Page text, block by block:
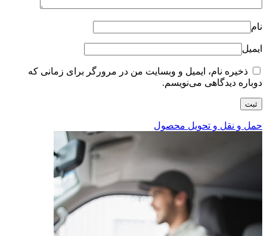
نام
ایمیل
ذخیره نام، ایمیل و وبسایت من در مرورگر برای زمانی که
دوباره دیدگاهی می‌نویسم.
حمل و نقل و تحویل محصول